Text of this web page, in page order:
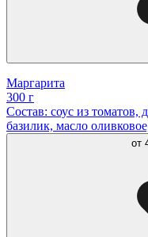
Маргарита
300 г
Состав: соус из
базилик, масло
от